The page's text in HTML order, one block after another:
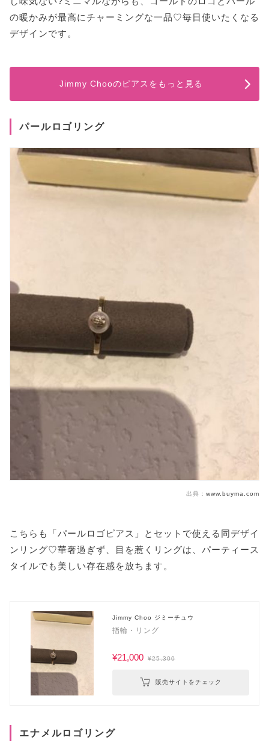
の暖かみが最高にチャーミングな一品♡毎日使いたくなる
デザインです。
Jimmy Chooのピアスをもっと見る
パールロゴリング
出典： www.buyma.com
こちらも「パールロゴピアス」とセットで使える同デザイ
ンリング♡華奢過ぎず、目を惹くリングは、パーティース
タイルでも美しい存在感を放ちます。
Jimmy Choo ジミーチュウ
指輪・リング
¥21,000 ¥25,300
販売サイトをチェック
エナメルロゴリング